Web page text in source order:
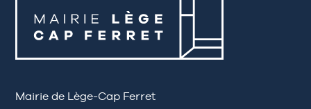
Mairie de Lège-Cap Ferret